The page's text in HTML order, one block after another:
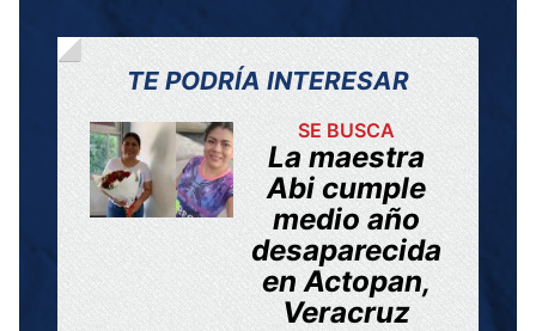
TE PODRÍA INTERESAR
SE BUSCA
La maestra
Abi cumple
medio año
desaparecida
en Actopan,
Veracruz